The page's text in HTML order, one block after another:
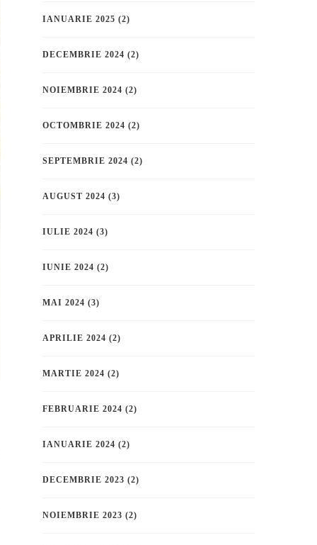
IANUARIE 2025 (2)
DECEMBRIE 2024 (2)
NOIEMBRIE 2024 (2)
OCTOMBRIE 2024 (2)
SEPTEMBRIE 2024 (2)
AUGUST 2024 (3)
IULIE 2024 (3)
IUNIE 2024 (2)
MAI 2024 (3)
APRILIE 2024 (2)
MARTIE 2024 (2)
FEBRUARIE 2024 (2)
IANUARIE 2024 (2)
DECEMBRIE 2023 (2)
NOIEMBRIE 2023 (2)